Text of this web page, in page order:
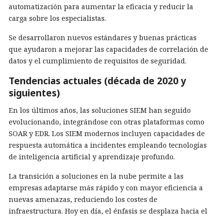
automatización para aumentar la eficacia y reducir la
carga sobre los especialistas.
Se desarrollaron nuevos estándares y buenas prácticas
que ayudaron a mejorar las capacidades de correlación de
datos y el cumplimiento de requisitos de seguridad.
Tendencias actuales (década de 2020 y
siguientes)
En los últimos años, las soluciones SIEM han seguido
evolucionando, integrándose con otras plataformas como
SOAR y EDR. Los SIEM modernos incluyen capacidades de
respuesta automática a incidentes empleando tecnologías
de inteligencia artificial y aprendizaje profundo.
La transición a soluciones en la nube permite a las
empresas adaptarse más rápido y con mayor eficiencia a
nuevas amenazas, reduciendo los costes de
infraestructura. Hoy en día, el énfasis se desplaza hacia el